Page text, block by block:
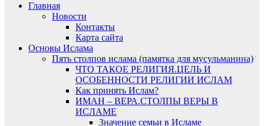
Главная
Новости
Контакты
Карта сайта
Основы Ислама
Пять столпов ислама (памятка для мусульманина)
ЧТО ТАКОЕ РЕЛИГИЯ.ЦЕЛЬ И
ОСОБЕННОСТИ РЕЛИГИИ ИСЛАМ
Как принять Ислам?
ИМАН – ВЕРА.СТОЛПЫ ВЕРЫ В
ИСЛАМЕ
Значение семьи в Исламе